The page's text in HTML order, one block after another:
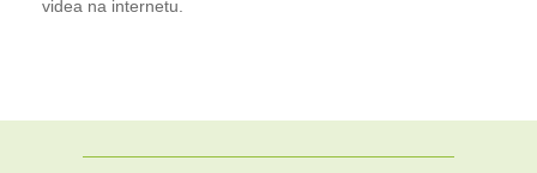
videa na internetu.